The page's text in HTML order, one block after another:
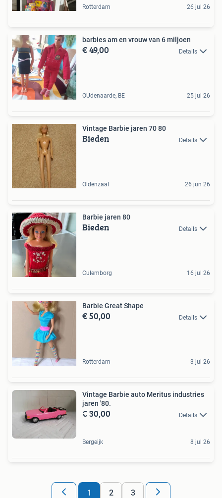
Rotterdam 26 jul 26
barbies am en vrouw van 6 miljoen
€ 49,00 Details
OUdenaarde, BE 25 jul 26
Vintage Barbie jaren 70 80
Bieden Details
Oldenzaal 26 jun 26
Barbie jaren 80
Bieden Details
Culemborg 16 jul 26
Barbie Great Shape
€ 50,00 Details
Rotterdam 3 jul 26
Vintage Barbie auto Meritus industries
jaren '80.
€ 30,00 Details
Bergeijk 8 jul 26
1 2 3